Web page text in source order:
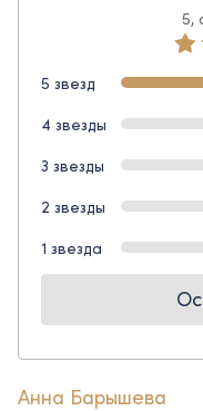
5,
5 звезд
4 звезды
3 звезды
2 звезды
1 звезда
Анна Барышева